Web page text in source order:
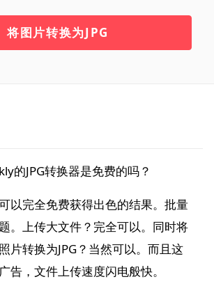
将图片转换为JPG
的JPG转换器是免费的吗？
完全免费获得出色的结果。批量
。上传大文件？完全可以。同时将
片转换为JPG？当然可以。而且这
告，文件上传速度闪电般快。